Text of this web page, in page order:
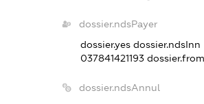
dossier.ndsPayer
dossier.yesdossier.ndsInn
037841421193
dossier.ndsAnnul